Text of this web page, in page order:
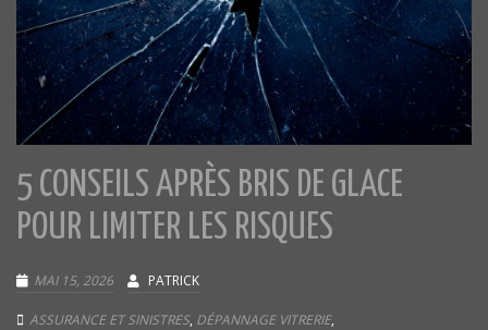
5 CONSEILS APRÈS BRIS DE GLACE
POUR LIMITER LES RISQUES
MAI 15, 2026 PATRICK
ASSURANCE ET SINISTRES, DÉPANNAGE VITRERIE,